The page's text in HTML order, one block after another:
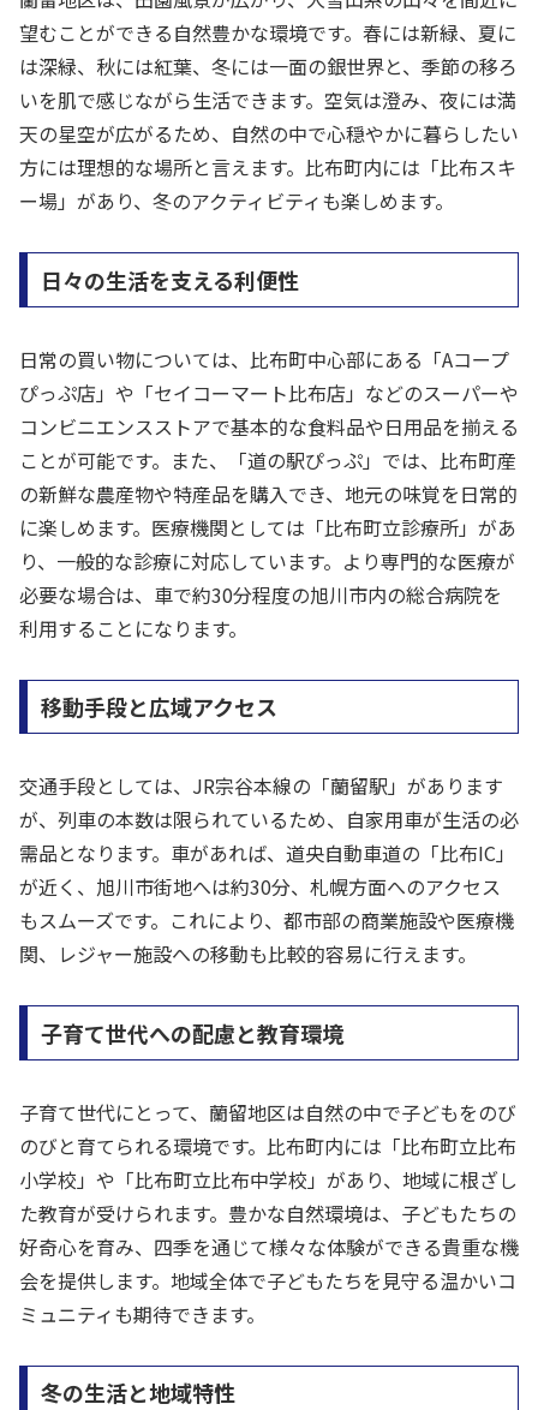
望むことができる自然豊かな環境です。春には新緑、夏に
は深緑、秋には紅葉、冬には一面の銀世界と、季節の移ろ
いを肌で感じながら生活できます。空気は澄み、夜には満
天の星空が広がるため、自然の中で心穏やかに暮らしたい
方には理想的な場所と言えます。比布町内には「比布スキ
ー場」があり、冬のアクティビティも楽しめます。
日々の生活を支える利便性
日常の買い物については、比布町中心部にある「Aコープ
ぴっぷ店」や「セイコーマート比布店」などのスーパーや
コンビニエンスストアで基本的な食料品や日用品を揃える
ことが可能です。また、「道の駅ぴっぷ」では、比布町産
の新鮮な農産物や特産品を購入でき、地元の味覚を日常的
に楽しめます。医療機関としては「比布町立診療所」があ
り、一般的な診療に対応しています。より専門的な医療が
必要な場合は、車で約30分程度の旭川市内の総合病院を
利用することになります。
移動手段と広域アクセス
交通手段としては、JR宗谷本線の「蘭留駅」があります
が、列車の本数は限られているため、自家用車が生活の必
需品となります。車があれば、道央自動車道の「比布IC」
が近く、旭川市街地へは約30分、札幌方面へのアクセス
もスムーズです。これにより、都市部の商業施設や医療機
関、レジャー施設への移動も比較的容易に行えます。
子育て世代への配慮と教育環境
子育て世代にとって、蘭留地区は自然の中で子どもをのび
のびと育てられる環境です。比布町内には「比布町立比布
小学校」や「比布町立比布中学校」があり、地域に根ざし
た教育が受けられます。豊かな自然環境は、子どもたちの
好奇心を育み、四季を通じて様々な体験ができる貴重な機
会を提供します。地域全体で子どもたちを見守る温かいコ
ミュニティも期待できます。
冬の生活と地域特性